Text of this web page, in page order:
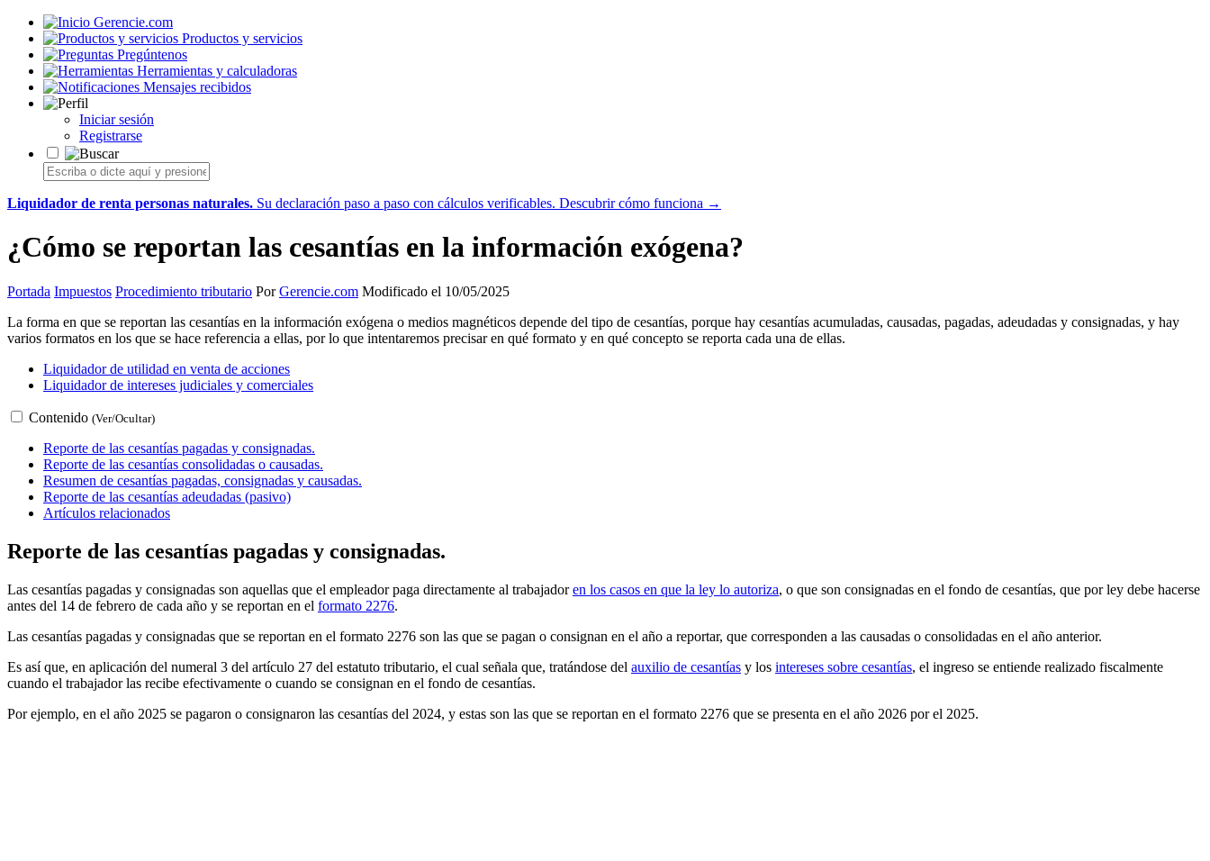
Gerencie.com
Productos y servicios
Pregúntenos
Herramientas y calculadoras
Mensajes recibidos
Iniciar sesión
Registrarse
Liquidador de renta personas naturales. Su declaración paso a paso con cálculos verificables. Descubrir cómo funciona →
¿Cómo se reportan las cesantías en la información exógena?
Portada Impuestos Procedimiento tributario PorGerencie.com Modificado el 10/05/2025
La forma en que se reportan las cesantías en la información exógena o medios magnéticos depende del tipo de cesantías, porque hay cesantías acumuladas, causadas, pagadas, adeudadas y consignadas, y hay
varios formatos en los que se hace referencia a ellas, por lo que intentaremos precisar en qué formato y en qué concepto se reporta cada una de ellas.
Liquidador de utilidad en venta de acciones
Liquidador de intereses judiciales y comerciales
Contenido (Ver/Ocultar)
Reporte de las cesantías pagadas y consignadas.
Reporte de las cesantías consolidadas o causadas.
Resumen de cesantías pagadas, consignadas y causadas.
Reporte de las cesantías adeudadas (pasivo)
Artículos relacionados
Reporte de las cesantías pagadas y consignadas.
Las cesantías pagadas y consignadas son aquellas que el empleador paga directamente al trabajadoren los casos en que la ley lo autoriza, o que son consignadas en el fondo de cesantías, que por ley debe hacerse
antes del 14 de febrero de cada año y se reportan en el formato 2276.
Las cesantías pagadas y consignadas que se reportan en el formato 2276 son las que se pagan o consignan en el año a reportar, que corresponden a las causadas o consolidadas en el año anterior.
Es así que, en aplicación del numeral 3 del artículo 27 del estatuto tributario, el cual señala que, tratándose del auxilio de cesantías y los intereses sobre cesantías, el ingreso se entiende realizado fiscalmente
cuando el trabajador las recibe efectivamente o cuando se consignan en el fondo de cesantías.
Por ejemplo, en el año 2025 se pagaron o consignaron las cesantías del 2024, y estas son las que se reportan en el formato 2276 que se presenta en el año 2026 por el 2025.